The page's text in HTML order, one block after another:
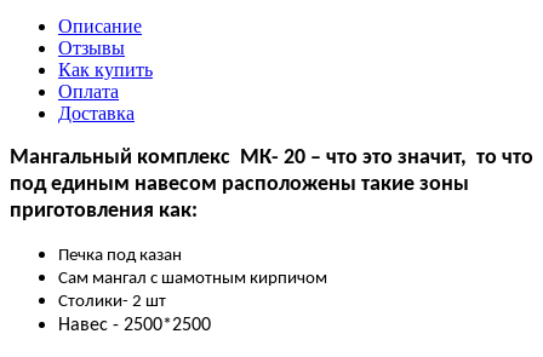
Описание
Отзывы
Как купить
Оплата
Доставка
Мангальный комплекс МК- 20 – что это значит, то что
под единым навесом расположены такие зоны
приготовления как:
Печка под казан
Сам мангал с шамотным кирпичом
Столики- 2 шт
Навес - 2500*2500